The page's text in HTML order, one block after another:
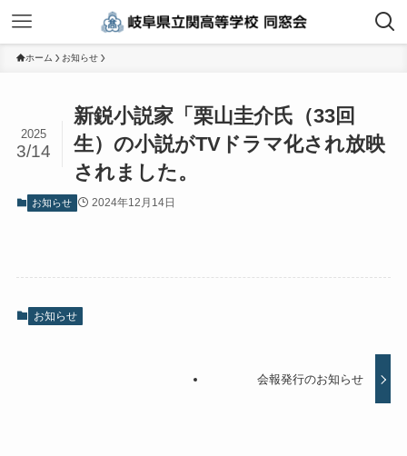
ホーム お知らせ
新鋭小説家「栗山圭介氏（33回
生）の小説がTVドラマ化され放映
されました。
2025
3/14
お知らせ 2024年12月14日
お知らせ
会報発行のお知らせ